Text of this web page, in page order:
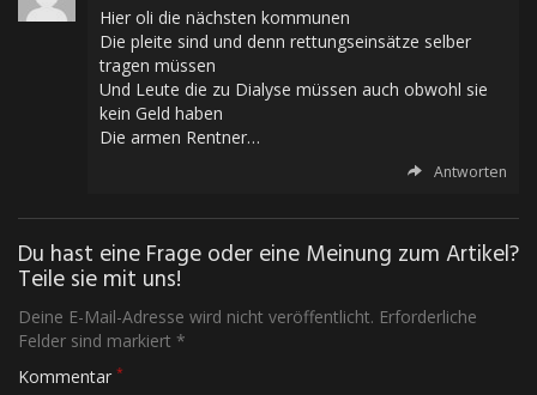
Hier oli die nächsten kommunen
Die pleite sind und denn rettungseinsätze selber
tragen müssen
Und Leute die zu Dialyse müssen auch obwohl sie
kein Geld haben
Die armen Rentner…
Antworten
Du hast eine Frage oder eine Meinung zum Artikel?
Teile sie mit uns!
Deine E-Mail-Adresse wird nicht veröffentlicht. Erforderliche
Felder sind markiert *
Kommentar *